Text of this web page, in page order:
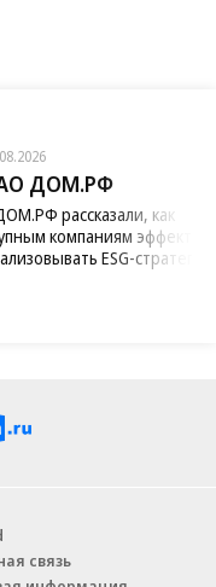
ДОМ.РФ
рассказали, как
компаниям
ESG-стратегию
связь